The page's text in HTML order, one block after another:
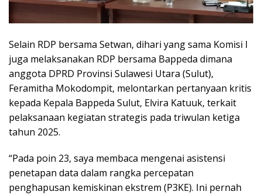
Selain RDP bersama Setwan, dihari yang sama Komisi I
juga melaksanakan RDP bersama Bappeda dimana
anggota DPRD Provinsi Sulawesi Utara (Sulut),
Feramitha Mokodompit, melontarkan pertanyaan kritis
kepada Kepala Bappeda Sulut, Elvira Katuuk, terkait
pelaksanaan kegiatan strategis pada triwulan ketiga
tahun 2025.
“Pada poin 23, saya membaca mengenai asistensi
penetapan data dalam rangka percepatan
penghapusan kemiskinan ekstrem (P3KE). Ini pernah